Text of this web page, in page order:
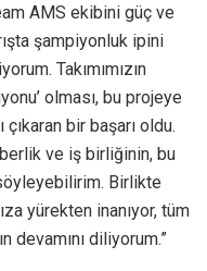
AMS ekibini güç ve
şampiyonluk ipini
Takımımızın
olması, bu projeye
bir başarı oldu.
ve iş birliğinin, bu
Birlikte
yürekten inanıyor, tüm
devamını diliyorum.”